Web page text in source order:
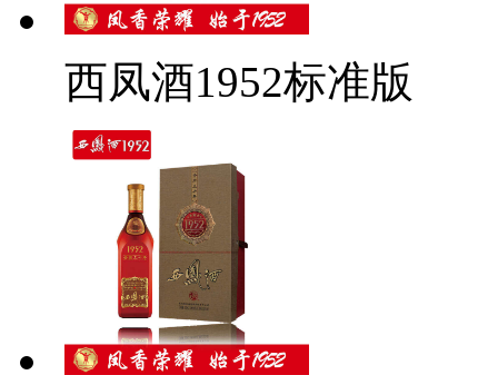
西凤酒1952标准版